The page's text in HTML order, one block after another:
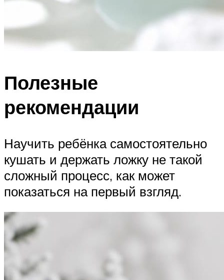
Полезные
рекомендации
Научить ребёнка самостоятельно
кушать и держать ложку не такой
сложный процесс, как может
показаться на первый взгляд.